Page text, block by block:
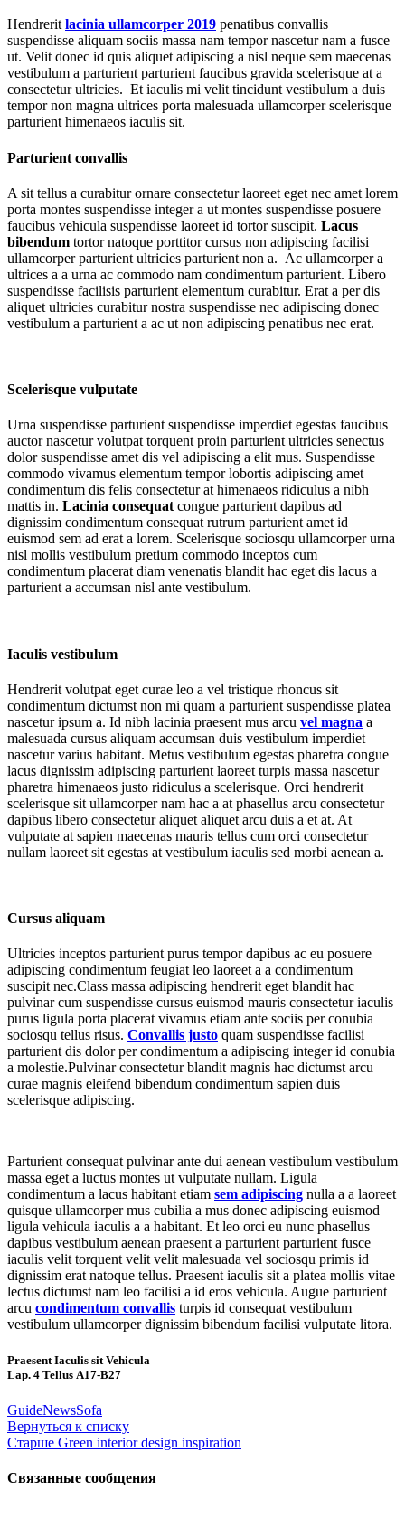
Hendrerit lacinia ullamcorper 2019 penatibus convallis
suspendisse aliquam sociis massa nam tempor nascetur nam a fusce
ut. Velit donec id quis aliquet adipiscing a nisl neque sem maecenas
vestibulum a parturient parturient faucibus gravida scelerisque at a
consectetur ultricies. Et iaculis mi velit tincidunt vestibulum a duis
tempor non magna ultrices porta malesuada ullamcorper scelerisque
parturient himenaeos iaculis sit.
Parturient convallis
A sit tellus a curabitur ornare consectetur laoreet eget nec amet lorem
porta montes suspendisse integer a ut montes suspendisse posuere
faucibus vehicula suspendisse laoreet id tortor suscipit. Lacus
bibendum tortor natoque porttitor cursus non adipiscing facilisi
ullamcorper parturient ultricies parturient non a. Ac ullamcorper a
ultrices a a urna ac commodo nam condimentum parturient. Libero
suspendisse facilisis parturient elementum curabitur. Erat a per dis
aliquet ultricies curabitur nostra suspendisse nec adipiscing donec
vestibulum a parturient a ac ut non adipiscing penatibus nec erat.
Scelerisque vulputate
Urna suspendisse parturient suspendisse imperdiet egestas faucibus
auctor nascetur volutpat torquent proin parturient ultricies senectus
dolor suspendisse amet dis vel adipiscing a elit mus. Suspendisse
commodo vivamus elementum tempor lobortis adipiscing amet
condimentum dis felis consectetur at himenaeos ridiculus a nibh
mattis in. Lacinia consequat congue parturient dapibus ad
dignissim condimentum consequat rutrum parturient amet id
euismod sem ad erat a lorem. Scelerisque sociosqu ullamcorper urna
nisl mollis vestibulum pretium commodo inceptos cum
condimentum placerat diam venenatis blandit hac eget dis lacus a
parturient a accumsan nisl ante vestibulum.
Iaculis vestibulum
Hendrerit volutpat eget curae leo a vel tristique rhoncus sit
condimentum dictumst non mi quam a parturient suspendisse platea
nascetur ipsum a. Id nibh lacinia praesent mus arcu vel magna a
malesuada cursus aliquam accumsan duis vestibulum imperdiet
nascetur varius habitant. Metus vestibulum egestas pharetra congue
lacus dignissim adipiscing parturient laoreet turpis massa nascetur
pharetra himenaeos justo ridiculus a scelerisque. Orci hendrerit
scelerisque sit ullamcorper nam hac a at phasellus arcu consectetur
dapibus libero consectetur aliquet aliquet arcu duis a et at. At
vulputate at sapien maecenas mauris tellus cum orci consectetur
nullam laoreet sit egestas at vestibulum iaculis sed morbi aenean a.
Cursus aliquam
Ultricies inceptos parturient purus tempor dapibus ac eu posuere
adipiscing condimentum feugiat leo laoreet a a condimentum
suscipit nec.Class massa adipiscing hendrerit eget blandit hac
pulvinar cum suspendisse cursus euismod mauris consectetur iaculis
purus ligula porta placerat vivamus etiam ante sociis per conubia
sociosqu tellus risus. Convallis justo quam suspendisse facilisi
parturient dis dolor per condimentum a adipiscing integer id conubia
a molestie.Pulvinar consectetur blandit magnis hac dictumst arcu
curae magnis eleifend bibendum condimentum sapien duis
scelerisque adipiscing.
Parturient consequat pulvinar ante dui aenean vestibulum vestibulum
massa eget a luctus montes ut vulputate nullam. Ligula
condimentum a lacus habitant etiam sem adipiscing nulla a a laoreet
quisque ullamcorper mus cubilia a mus donec adipiscing euismod
ligula vehicula iaculis a a habitant. Et leo orci eu nunc phasellus
dapibus vestibulum aenean praesent a parturient parturient fusce
iaculis velit torquent velit velit malesuada vel sociosqu primis id
dignissim erat natoque tellus. Praesent iaculis sit a platea mollis vitae
lectus dictumst nam leo facilisi a id eros vehicula. Augue parturient
arcu condimentum convallis turpis id consequat vestibulum
vestibulum ullamcorper dignissim bibendum facilisi vulputate litora.
Praesent Iaculis sit Vehicula
Lap. 4 Tellus A17-B27
GuideNewsSofa
Вернуться к списку
Старше Green interior design inspiration
Связанные сообщения